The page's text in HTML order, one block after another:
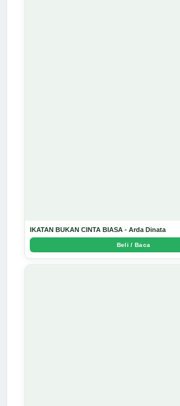
IKATAN BUKAN CINTA BIASA - Arda Dinata
Beli / Baca